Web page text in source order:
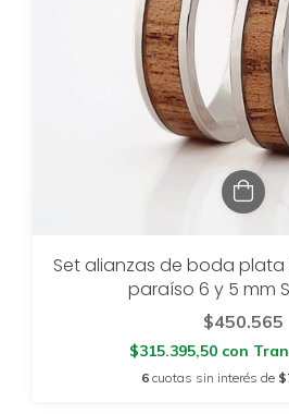
Set alianzas de boda
paraíso 6 y 5 mm
$450.565
$315.395,50 con
6 cuotas sin interés de